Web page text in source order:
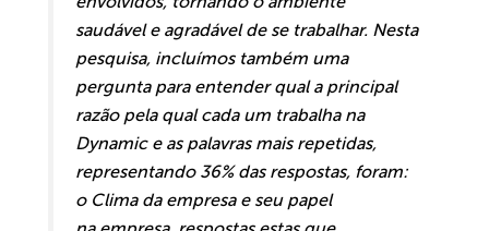
saudável e agradável de se trabalhar. Nesta
pesquisa, incluímos também uma
pergunta para entender qual a principal
razão pela qual cada um trabalha na
Dynamic e as palavras mais repetidas,
representando 36% das respostas, foram:
o Clima da empresa e seu papel